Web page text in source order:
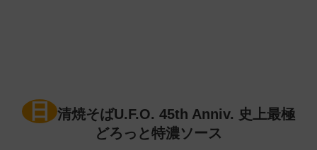
日
清焼そばU.F.O. 45th Anniv. 史上最極
どろっと特濃ソース